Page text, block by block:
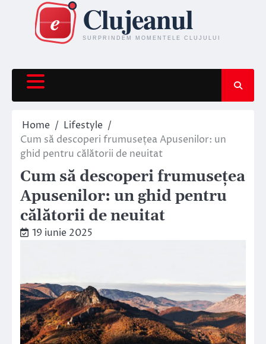
content
Home
Lifestyle
Cum să descoperi frumusețea Apusenilor: un
ghid pentru călătorii de neuitat
Cum să descoperi frumusețea
Apusenilor: un ghid pentru
călătorii de neuitat
19 iunie 2025